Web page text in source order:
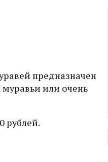
предназначен
или очень
рублей.